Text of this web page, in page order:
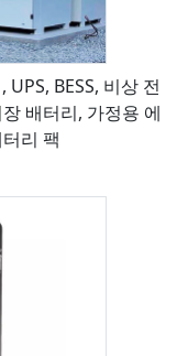
BESS, 비상 전
배터리, 가정용 에
리 팩